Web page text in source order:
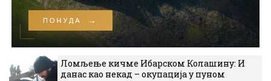
Ломљење кичме Ибарском Колашину: И
данас као некад – окупација у пуном